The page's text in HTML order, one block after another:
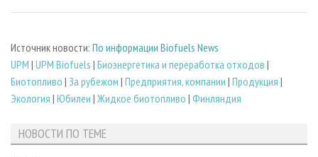
Источник новости: По информации Biofuels News
UPM | UPM Biofuels | Биoэнергетика и переработка отходов |
Биотопливо | За рубежом | Предприятия, компании | Продукция |
Экология | Юбилеи | Жидкое биотопливо | Финляндия
НОВОСТИ ПО ТЕМЕ